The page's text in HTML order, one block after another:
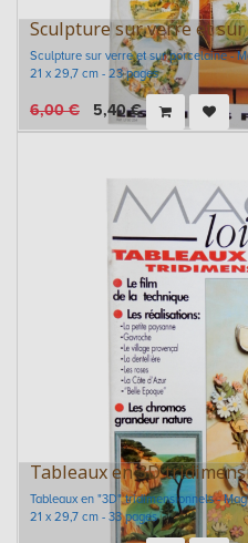
Sculpture sur verre et
Sculpture sur verre et sur porcelaine -
21 x 29,7 cm - 23 pages
6,00€ 5,40€
Tableaux en 3D
Tableaux en "3D" tridimensionnels -
21 x 29,7 cm - 33 pages